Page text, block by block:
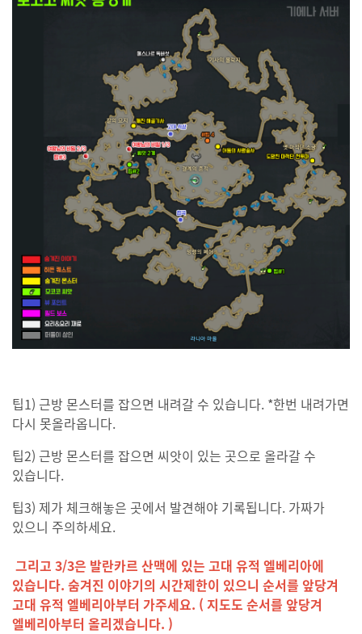
팁1) 근방 몬스터를 잡으면 내려갈 수 있습니다. *한번 내려가면
다시 못올라옵니다.
팁2) 근방 몬스터를 잡으면 씨앗이 있는 곳으로 올라갈 수
있습니다.
팁3) 제가 체크해놓은 곳에서 발견해야 기록됩니다. 가짜가
있으니 주의하세요.
그리고 3/3은 발란카르 산맥에 있는 고대 유적 엘베리아에
있습니다. 숨겨진 이야기의 시간제한이 있으니 순서를 앞당겨
고대 유적 엘베리아부터 가주세요. ( 지도도 순서를 앞당겨
엘베리아부터 올리겠습니다. )